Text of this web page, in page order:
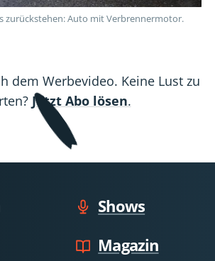
zurückstehen: Auto mit Verbrennermotor.
dem Werbevideo. Keine Lust zu
Jetzt Abo lösen.
Shows
Magazin